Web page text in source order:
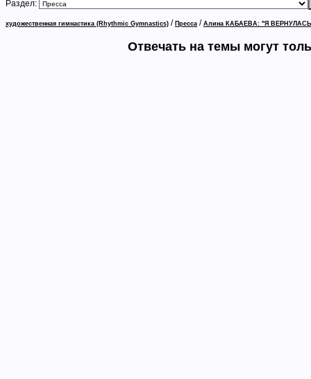
Раздел:
художественная гимнастика (Rhythmic Gymnastics) / Пресса / Алина КАБАЕВА: "Я
Отвечать на темы могут